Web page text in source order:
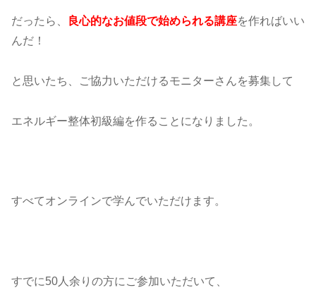
だったら、 良心的なお値段で始められる講座を作ればいい
んだ！
と思いたち、ご協力いただけるモニターさんを募集して
エネルギー整体初級編を作ることになりました。
すべてオンラインで学んでいただけます。
すでに50人余りの方にご参加いただいて、